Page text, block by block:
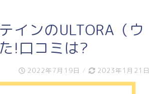
インのULTORA（ウ
!口コミは?
2022年7月19日 / 2023年1月21日